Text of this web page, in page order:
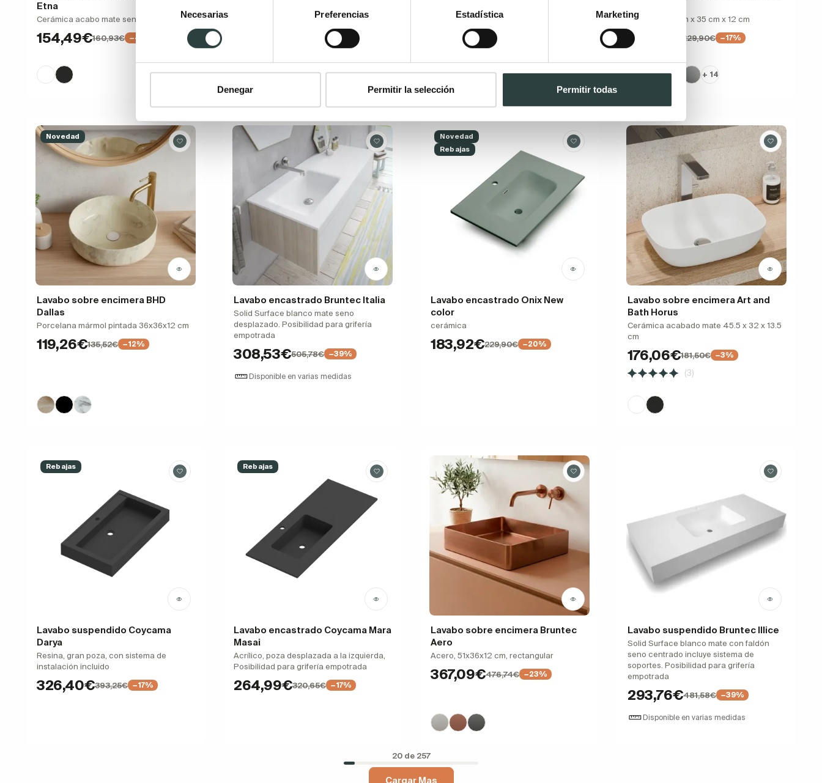
consentimiento
Necesarias Preferencias Estadística Marketing
Denegar Permitir la selección Permitir todas
Etna
Cerámica acabo mate seno centrado
154,49€160,93€ −4%
centrado. Posibilidad para grifería
−22%
blanco mate seno centrado. Posibilidad
para grifería empotrada
162,29€279,81€
cerámica, 51 cm x 35 cm x 12 cm
190,82€ 229,90€ −17%
+ 14
Novedad
Lavabo sobre encimera BHD
Dallas
Porcelana mármol pintada 36x36x12 cm
119,26€135,52€ −12%
Lavabo encastrado Bruntec Italia
Solid Surface blanco mate seno
desplazado. Posibilidad para grifería
empotrada
308,53€505,78€ −39%
Disponible en varias medidas
Novedad
Rebajas
Lavabo encastrado Onix New
color
cerámica
183,92€229,90€ −20%
Lavabo sobre encimera Art and
Bath Horus
Cerámica acabado mate 45.5 x 32 x 13.5
cm
176,06€181,50€ −3%
(3)
Rebajas
Lavabo suspendido Coycama
Darya
Resina, gran poza, con sistema de
instalación incluido
326,40€393,25€ −17%
Rebajas
Lavabo encastrado Coycama Mara
Masai
Acrílico, poza desplazada a la izquierda,
Posibilidad para grifería empotrada
264,99€320,65€ −17%
Lavabo sobre encimera Bruntec
Aero
Acero, 51x36x12 cm, rectangular
367,09€476,74€ −23%
Lavabo suspendido Bruntec Illice
Solid Surface blanco mate con faldón
seno centrado incluye sistema de
soportes. Posibilidad para grifería
empotrada
293,76€481,58€ −39%
Disponible en varias medidas
20 de 257
Cargar Mas